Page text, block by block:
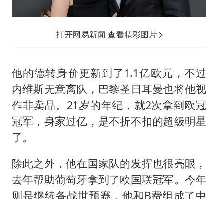
打开网易新闻 查看精彩图片
他的德转身价更新到了1.1亿欧元，不过
内维斯无意离队，巴黎圣日耳曼也将他视
作非卖品。21岁的年纪，就2次拿到欧冠
冠军，身家过亿，是不折不扣的超级明星
了。
除此之外，他在国家队的发挥也很亮眼，
去年帮助葡萄牙拿到了欧国联冠军。今年
则是继续备战世预赛，他和B费组成了中